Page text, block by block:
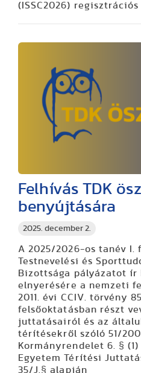
(ISSC2026) regisztrációs
2025. december 2.
Felhívás TDK
benyújtására
A 2025/2026-os tanév I.
Testnevelési és
Bizottsága pályázatot ír
elnyerésére a nemzeti
2011. évi CCIV. törvény
felsőoktatásban részt
juttatásairól és az
térítésekről szóló 51/
Kormányrendelet 6. § (1)
Egyetem Térítési
35/J.§ alapján